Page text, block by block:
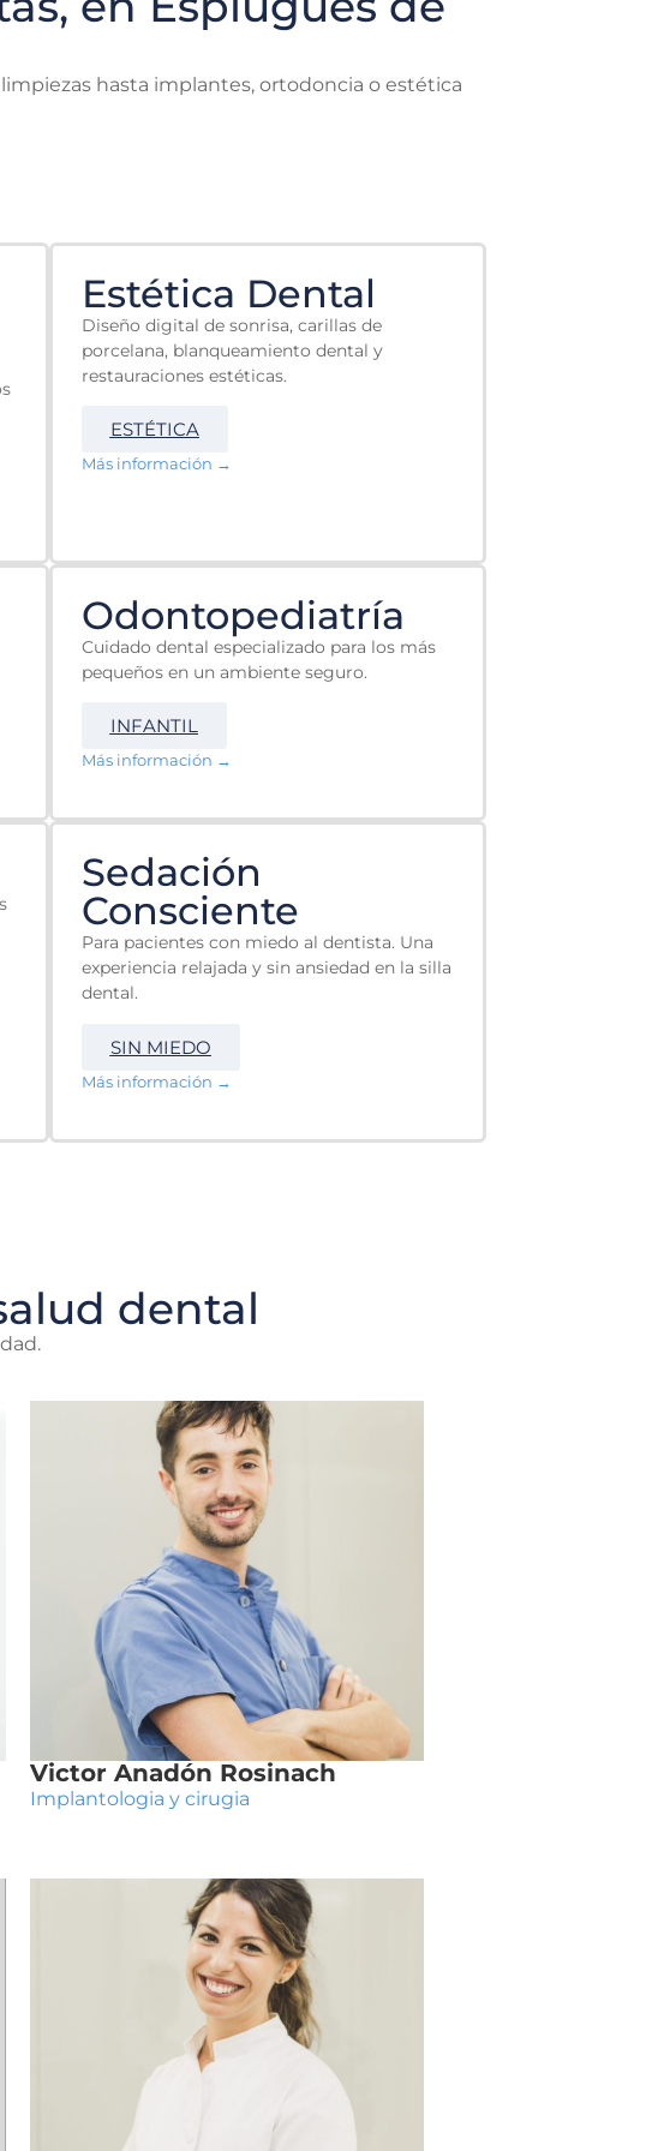
hasta implantes, ortodoncia o estética
Estética Dental
Diseño digital de sonrisa, carillas de
porcelana, blanqueamiento dental y
restauraciones estéticas.
ESTÉTICA
Más información →
Odontopediatría
Cuidado dental especializado para los más
pequeños en un ambiente seguro.
INFANTIL
Más información →
Sedación
Consciente
Para pacientes con miedo al dentista. Una
experiencia relajada y sin ansiedad en la silla
dental.
SIN MIEDO
Más información →
dental
Victor Anadón Rosinach
Implantologia y cirugia